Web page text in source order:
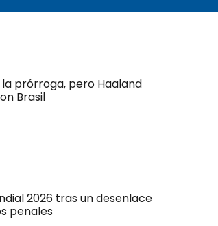
prórroga, pero Haaland
Brasil
2026 tras un desenlace
penales